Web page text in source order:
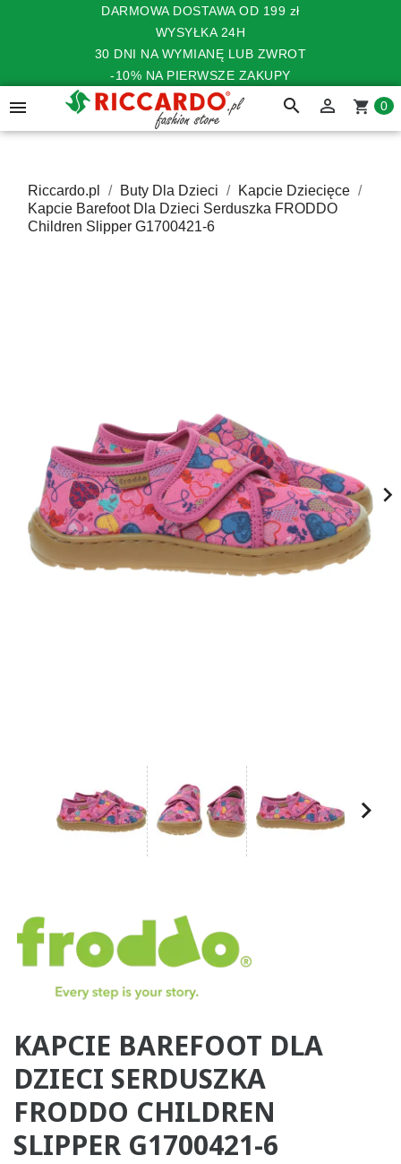
DARMOWA DOSTAWA OD 199 zł
WYSYŁKA 24H
30 DNI NA WYMIANĘ LUB ZWROT
-10% NA PIERWSZE ZAKUPY
 search  shopping_cart 0
Riccardo.pl Buty Dla Dzieci
Kapcie Dziecięce
Kapcie Barefoot Dla Dzieci Serduszka FRODDO
Children Slipper G1700421-6

KAPCIE BAREFOOT DLA
DZIECI SERDUSZKA
FRODDO CHILDREN
SLIPPER G1700421-6